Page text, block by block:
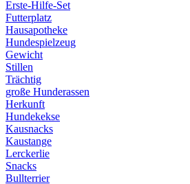
Erste-Hilfe-Set
Futterplatz
Hausapotheke
Hundespielzeug
Gewicht
Stillen
Trächtig
große Hunderassen
Herkunft
Hundekekse
Kausnacks
Kaustange
Lerckerlie
Snacks
Bullterrier